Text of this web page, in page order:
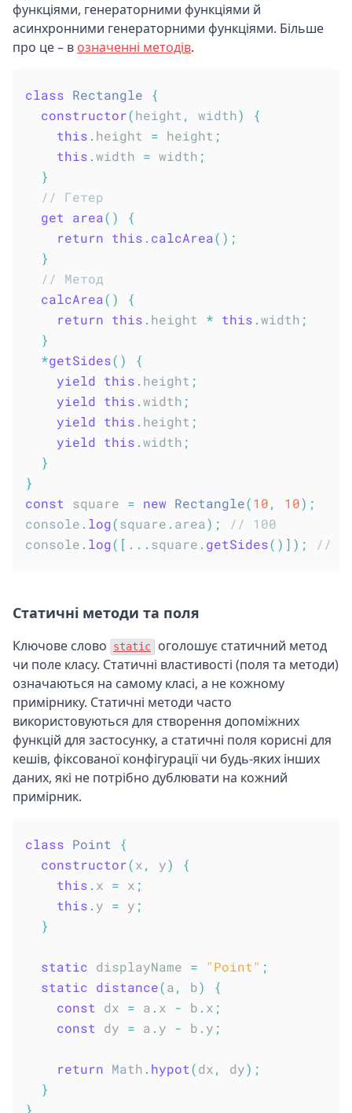
функціями, генераторними функціями й
асинхронними генераторними функціями. Більше
про це – в означенні методів.
class Rectangle
{
constructor(height , width)
{
this . height = height ;
this .width = width ;
}
// Гетер
get
area( )
{
return this . calcArea( ) ;
}
// Метод
calcArea( )
{
return this . height * this .width ;
}
*getSides( )
{
yield this . height ;
yield this .width ;
yield this . height ;
yield this .width ;
}
}
const square = new Rectangle(10, 10) ;
console . log(square . area) ;
// 100
console . log( [ ... square . getSides( ) ] ) ; //
Статичні методи та поля
Ключове слово static
оголошує статичний метод
чи поле класу. Статичні властивості (поля та методи)
означаються на самому класі, а не кожному
примірнику. Статичні методи часто
використовуються для створення допоміжних
функцій для застосунку, а статичні поля корисні для
кешів, фіксованої конфігурації чи будь-яких інших
даних, які не потрібно дублювати на кожний
примірник.
class Point
{
constructor(x, y)
{
this . x = x ;
this . y = y ;
}
static displayName = "Point" ;
static distance(a , b)
{
const dx = a . x - b . x ;
const dy = a . y - b . y ;
return Math . hypot(dx, dy) ;
}
}